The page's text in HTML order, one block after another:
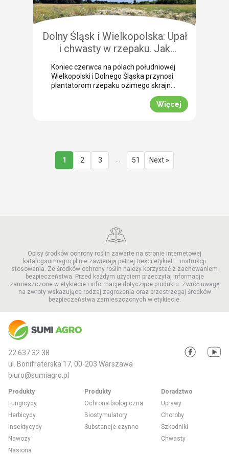
przedżniwne: Jak poradzić sobie z
nierównomiernym dojrzewaniem […]
Dolny Śląsk i Wielkopolska: Upał
i chwasty w rzepaku. Jak
uratować plon przed samym
wjazdem kombajnu?
Koniec czerwca na polach południowej
Wielkopolski i Dolnego Śląska przynosi
plantatorom rzepaku ozimego skrajne
emocje (BBCH 80-83). Ostatnie opady
deszczu poprawiły ogólną kondycję
roślin. Jednak wywołały jednocześnie
Jak informuje nasz ekspert Mariusz
Staniek, skuteczna desykacja rzepaku
przed zbiorem oraz wcześniejsza
Więcej
1 2 3 51 Next »
Opisy środków ochrony roślin zawarte na stronie internetowej
katalogsumiagro.pl nie zawierają pełnej treści etykiet – instrukcji
stosowania. Ze środków ochrony roślin należy korzystać z zachowaniem
bezpieczeństwa. Przed każdym użyciem przeczytaj informacje
zamieszczone w etykiecie i informacje dotyczące produktu. Zwróć uwagę
na zwroty wskazujące rodzaj zagrożenia oraz przestrzegaj środków
bezpieczeństwa zamieszczonych w etykiecie.
22 637 32 38
ul. Bonifraterska 17, 00-203 Warszawa
biuro@sumiagro.pl
Produkty
Fungicydy
Herbicydy
Insektycydy
Nawozy
Nasiona
Produkty
Ochrona biologiczna
Biostymulatory
Substancje czynne
Doradztwo
Uprawy
Choroby
Szkodniki
Chwasty